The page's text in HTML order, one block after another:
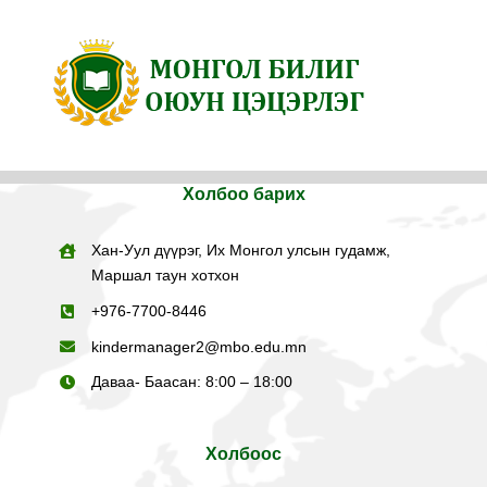
Холбоо барих
Хан-Уул дүүрэг, Их Монгол улсын гудамж,
Маршал таун хотхон
+976-7700-8446
kindermanager2@mbo.edu.mn
Даваа- Баасан: 8:00 – 18:00
Холбоос